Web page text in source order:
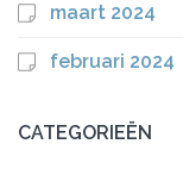
maart 2024
februari 2024
CATEGORIEËN